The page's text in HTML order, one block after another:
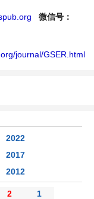
科学领域内不同方向
微信号：
journal/GSER.html
2022
2017
2012
2 1